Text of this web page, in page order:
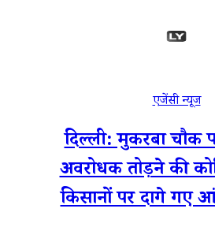
एजेंसी न्यूज
दिल्ली: मुकरबा चौक
अवरोधक तोड़ने की
किसानों पर दागे गए